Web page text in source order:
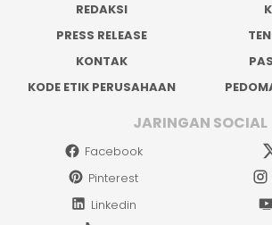
REDAKSI
PRESS RELEASE
KONTAK
KODE ETIK PERUSAHAAN
JARINGAN SOCIAL
Facebook
Pinterest
Linkedin